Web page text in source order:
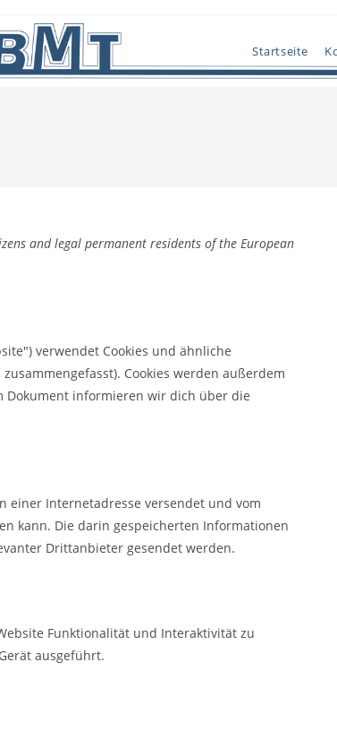
Startseite
and legal permanent residents of the European
verwendet Cookies und ähnliche
Cookies werden außerdem
informieren wir dich über die
einer Internetadresse versendet und vom
kann. Die darin gespeicherten Informationen
Drittanbieter gesendet werden.
Funktionalität und Interaktivität zu
ausgeführt.